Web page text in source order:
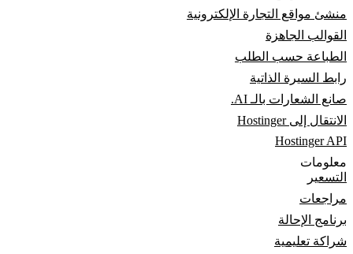
منشئ مواقع التجارة الإلكترونية
القوالب الجاهزة
الطباعة حسب الطلب
رابط السيرة الذاتية
صانع الشعارات بالـ AI.
الانتقال إلى Hostinger
Hostinger API
معلومات
التسعير
مراجعات
برنامج الإحالة
شراكة تعليمية